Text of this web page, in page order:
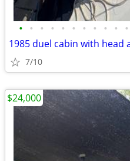
• • • • • • • • • • •
7/10
$24,000